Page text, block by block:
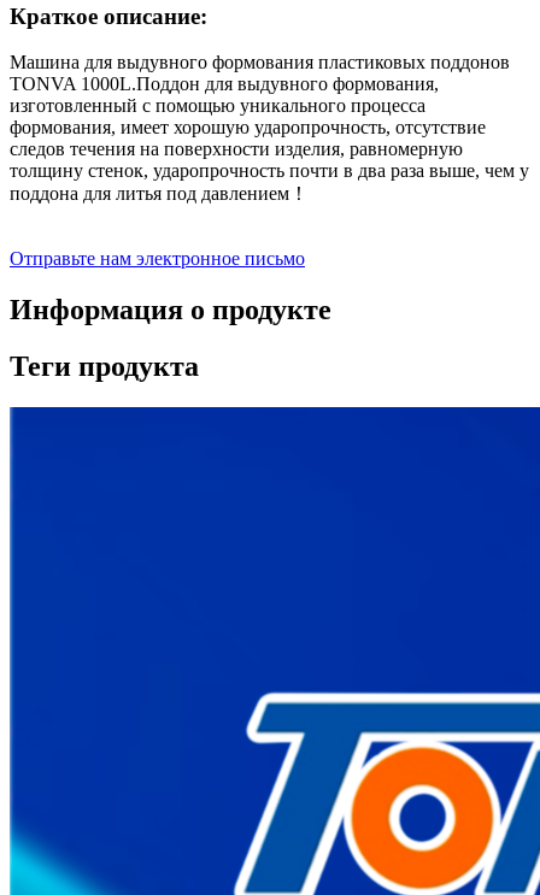
Краткое описание:
Машина для выдувного формования пластиковых поддонов
TONVA 1000L.Поддон для выдувного формования,
изготовленный с помощью уникального процесса
формования, имеет хорошую ударопрочность, отсутствие
следов течения на поверхности изделия, равномерную
толщину стенок, ударопрочность почти в два раза выше, чем у
поддона для литья под давлением！
Отправьте нам электронное письмо
Информация о продукте
Теги продукта